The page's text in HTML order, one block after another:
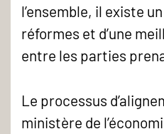
l’ensemble, il existe
réformes et d’une
entre les parties
Le processus
ministère de